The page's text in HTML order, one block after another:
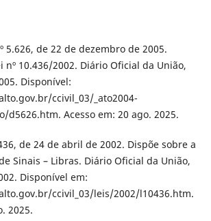
5.626, de 22 de dezembro de 2005.
nº 10.436/2002. Diário Oficial da União,
Disponível:
ccivil_03/_ato2004-
d5626.htm. Acesso em: 20 ago. 2025.
de 24 de abril de 2002. Dispõe sobre a
Sinais – Libras. Diário Oficial da União,
Disponível em:
ccivil_03/leis/2002/l10436.htm.
2025.